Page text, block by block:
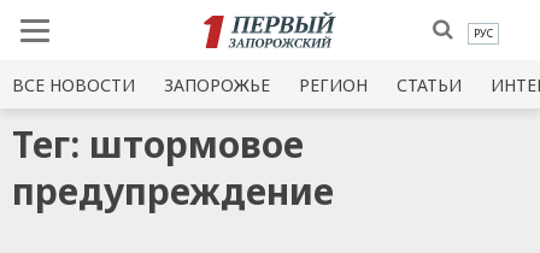
РУС
ВСЕ НОВОСТИ ЗАПОРОЖЬЕ РЕГИОН СТАТЬИ
Тег: штормовое
предупреждение